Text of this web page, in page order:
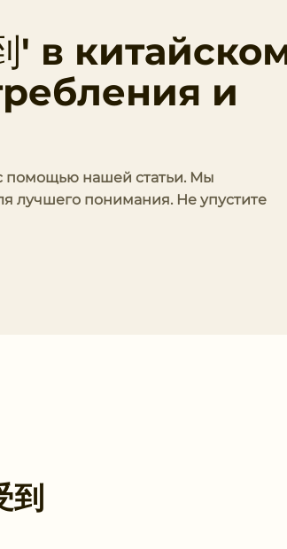
' в
и
с помощью нашей статьи. Мы
лучшего понимания. Не упустите
到